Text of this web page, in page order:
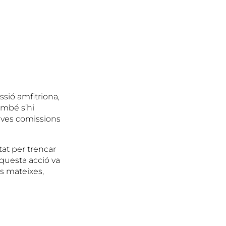
amfitriona,
s’hi
comissions
per trencar
acció va
mateixes,